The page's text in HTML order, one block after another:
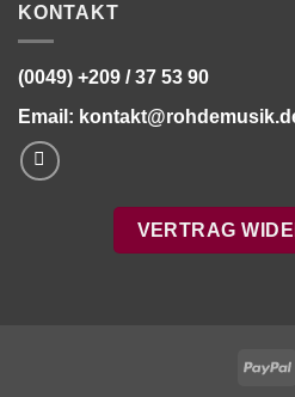
KONTAKT
(0049) +209 / 37 53 90
Email:
VERTRAG